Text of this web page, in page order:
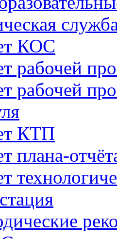
КОС
рабочей
рабочей
КТП
плана-